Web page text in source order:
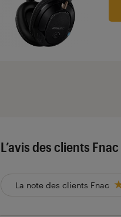
L’avis des clients Fnac
La note des clients Fnac